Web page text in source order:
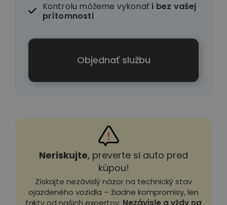
Kontrolu môžeme vykonať i bez vašej
prítomnosti
Objednať službu
Neriskujte, preverte si auto pred
kúpou!
Získajte nezávislý názor na technický stav
ojazdeného vozidla – žiadne kompromisy, len
fakty od našich expertov. Nezávisle a vždy na